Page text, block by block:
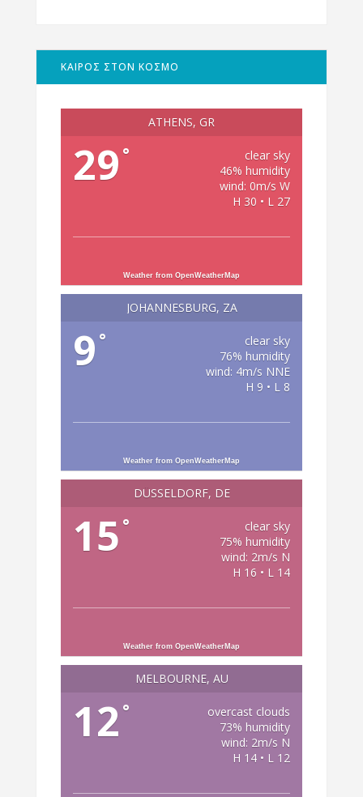
ΚΑΙΡΟΣ ΣΤΟΝ ΚΟΣΜΟ
ATHENS, GR
29 °
clear sky
46% humidity
wind: 0m/s W
H 30 • L 27
Weather from OpenWeatherMap
JOHANNESBURG, ZA
9 °
clear sky
76% humidity
wind: 4m/s NNE
H 9 • L 8
Weather from OpenWeatherMap
DÜSSELDORF, DE
15 °
clear sky
75% humidity
wind: 2m/s N
H 16 • L 14
Weather from OpenWeatherMap
MELBOURNE, AU
12 °
overcast clouds
73% humidity
wind: 2m/s N
H 14 • L 12